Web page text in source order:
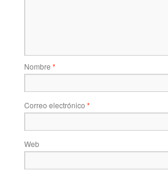
Nombre *
Correo electrónico *
Web